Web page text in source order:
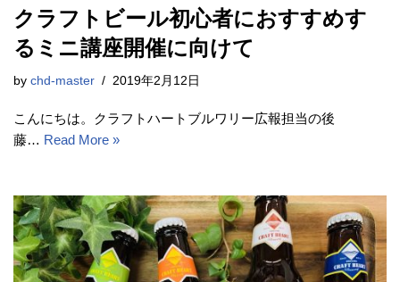
クラフトビール初心者におすすめす
るミニ講座開催に向けて
by chd-master 2019年2月12日
こんにちは。クラフトハートブルワリー広報担当の後
藤… Read More »